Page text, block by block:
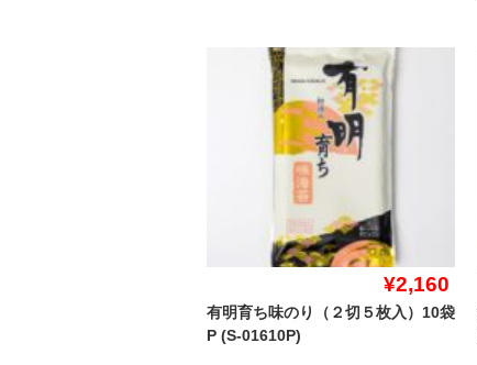
¥2,160
有明育ち味のり（２切５枚入）10袋
P (S-01610P)